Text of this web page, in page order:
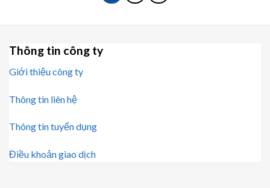
Thông tin công ty
Giới thiệu công ty
Thông tin liên hệ
Thông tin tuyển dụng
Điều khoản giao dịch